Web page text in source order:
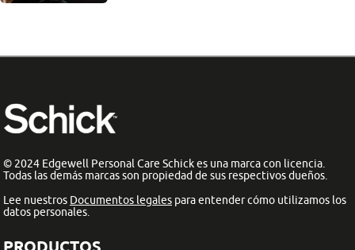
© 2024 Edgewell Personal Care Schick es una marca con licencia.
Todas las demás marcas son propiedad de sus respectivos dueños.
Lee nuestros Documentos legales para entender cómo utilizamos los
datos personales.
PRODUCTOS